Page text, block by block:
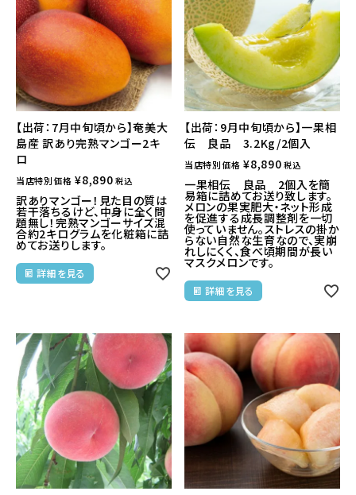
【出荷：7月中旬頃から】奄美大
島産 訳あり完熟マンゴー2キ
ロ
当店特別価格 ¥8,890 税込
訳ありマンゴー！見た目の質は
若干落ちるけど、中身に全く問
題無し！完熟マンゴーサイズ混
合約2キログラムを化粧箱に詰
めてお送りします。
詳細を見る
【出荷：9月中旬頃から】一果相
伝 良品 3.2Kg/2個入
当店特別価格 ¥8,890 税込
一果相伝 良品 2個入を簡
易箱に詰めてお送り致します。
メロンの果実肥大・ネット形成
を促進する成長調整剤を一切
使っていません。ストレスの掛か
らない自然な生育なので、実崩
れしにくく、食べ頃期間が長い
マスクメロンです。
詳細を見る